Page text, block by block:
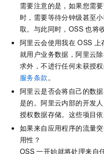
需要注意的是，如果您需
时，需要等待分钟级甚至
取。与此同时，OSS 也将
阿里云会使用我在 OSS 上
就用户业务数据，阿里云
求外，不进行任何未获授
服务条款。
阿里云是否会将自己的数
是的。阿里云内部的开发
授权数据存储。这些项目
如果来自应用程序的流量
用性？
OSS 一开始就将处理来自